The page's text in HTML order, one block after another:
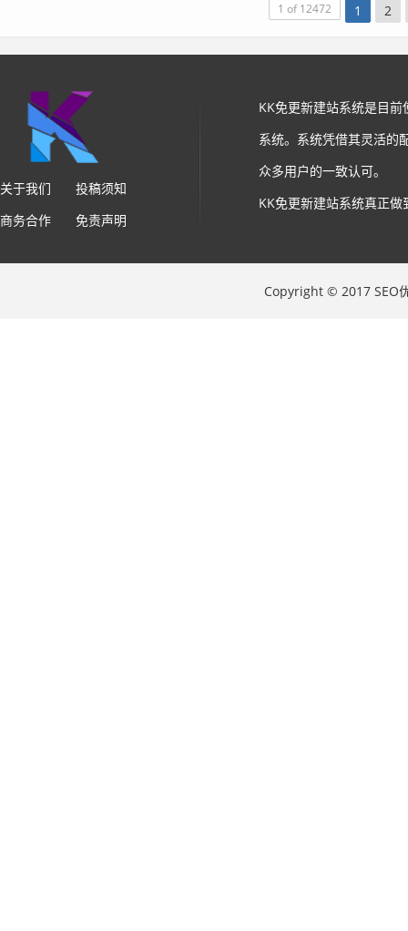
1 of 12472 1 2
关于我们
投稿须知
商务合作
免责声明
KK免更新建站系统是目
系统。系统凭借其灵活的
众多用户的一致认可。
KK免更新建站系统真正
Copyright © 2017 SEO